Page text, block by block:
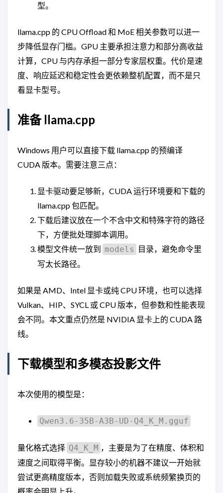
型。
llama.cpp 的 CPU Offload 和 MoE 相关参数可以进一
步降低显存门槛。GPU 主要承担注意力和部分高收益
计算，CPU 与内存承担一部分专家层权重。代价是速
度、响应延迟和稳定性会更依赖整机配置，而不是只
看显卡型号。
准备 llama.cpp
Windows 用户可以直接下载 llama.cpp 的预编译
CUDA 版本。需要注意三点：
显卡驱动要足够新，CUDA 运行环境要和下载的
llama.cpp 包匹配。
下载后建议放在一个不含中文和特殊字符的路径
下，方便批处理脚本调用。
模型文件统一放到 models 目录，避免命令里
写太长路径。
如果是 AMD、Intel 显卡或纯 CPU 环境，也可以选择
Vulkan、HIP、SYCL 或 CPU 版本，但参数和性能表现
会不同。本文重点仍然是 NVIDIA 显卡上的 CUDA 路
线。
下载模型和多模态投影文件
本次使用的模型是：
Qwen3.6-35B-A3B-UD-Q4_K_M.gguf
量化格式选择 Q4_K_M ，主要是为了在精度、体积和
速度之间取得平衡。显存较小的机器不建议一开始就
尝试更高精度版本，否则加载失败或系统频繁换页的